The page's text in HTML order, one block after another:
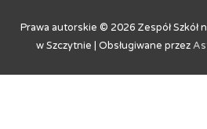
Prawa autorskie © 2026 Zespół Szkół
w Szczytnie | Obsługiwane przez